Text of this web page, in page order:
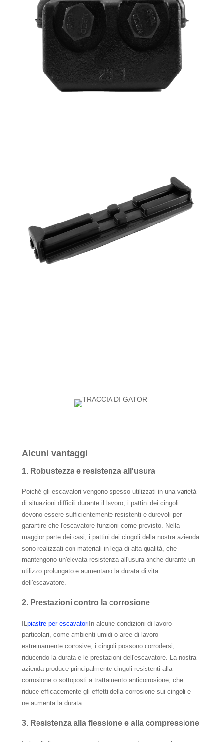
Alcuni vantaggi
1. Robustezza e resistenza all'usura
Poiché gli escavatori vengono spesso utilizzati in una varietà
di situazioni difficili durante il lavoro, i pattini dei cingoli
devono essere sufficientemente resistenti e durevoli per
garantire che l'escavatore funzioni come previsto. Nella
maggior parte dei casi, i pattini dei cingoli della nostra azienda
sono realizzati con materiali in lega di alta qualità, che
mantengono un'elevata resistenza all'usura anche durante un
utilizzo prolungato e aumentano la durata di vita
dell'escavatore.
2. Prestazioni contro la corrosione
ILpiastre per escavatori In alcune condizioni di lavoro
particolari, come ambienti umidi o aree di lavoro
estremamente corrosive, i cingoli possono corrodersi,
riducendo la durata e le prestazioni dell'escavatore. La nostra
azienda produce principalmente cingoli resistenti alla
corrosione o sottoposti a trattamento anticorrosione, che
riduce efficacemente gli effetti della corrosione sui cingoli e
ne aumenta la durata.
3. Resistenza alla flessione e alla compressione